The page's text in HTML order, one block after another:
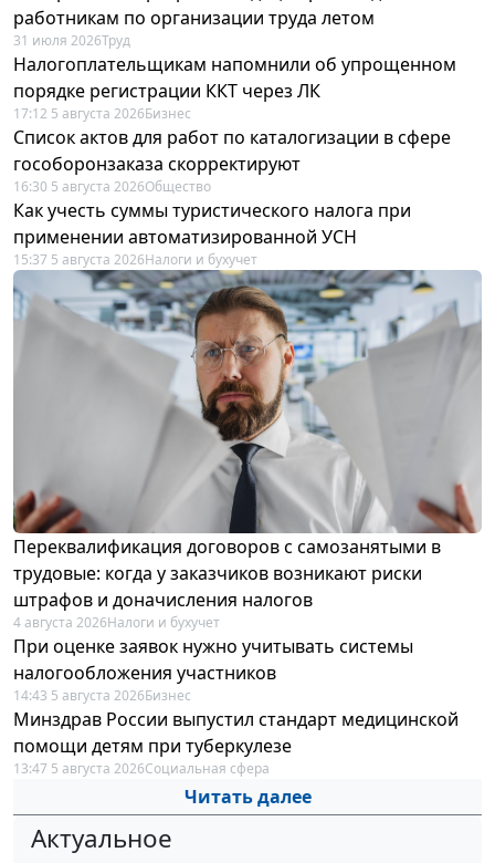
работникам по организации труда летом
31 июля 2026Труд
Налогоплательщикам напомнили об упрощенном
порядке регистрации ККТ через ЛК
17:12 5 августа 2026Бизнес
Список актов для работ по каталогизации в сфере
гособоронзаказа скорректируют
16:30 5 августа 2026Общество
Как учесть суммы туристического налога при
применении автоматизированной УСН
15:37 5 августа 2026Налоги и бухучет
Переквалификация договоров с самозанятыми в
трудовые: когда у заказчиков возникают риски
штрафов и доначисления налогов
4 августа 2026Налоги и бухучет
При оценке заявок нужно учитывать системы
налогообложения участников
14:43 5 августа 2026Бизнес
Минздрав России выпустил стандарт медицинской
помощи детям при туберкулезе
13:47 5 августа 2026Социальная сфера
Читать далее
Актуальное